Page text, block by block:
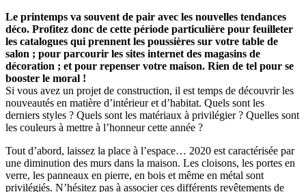
Le printemps va souvent de pair avec les nouvelles tendances
déco. Profitez donc de cette période particulière pour feuilleter
les catalogues qui prennent les poussières sur votre table de
salon ; pour parcourir les sites internet des magasins de
décoration ; et pour repenser votre maison. Rien de tel pour se
booster le moral !
Si vous avez un projet de construction, il est temps de découvrir les
nouveautés en matière d’intérieur et d’habitat. Quels sont les
derniers styles ? Quels sont les matériaux à privilégier ? Quelles sont
les couleurs à mettre à l’honneur cette année ?
Tout d’abord, laissez la place à l’espace… 2020 est caractérisée par
une diminution des murs dans la maison. Les cloisons, les portes en
verre, les panneaux en pierre, en bois et même en métal sont
privilégiés. N’hésitez pas à associer ces différents revêtements de